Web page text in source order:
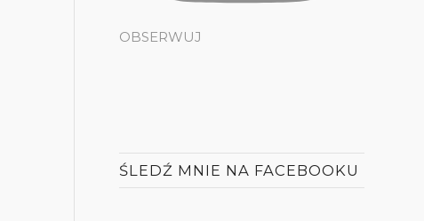
OBSERWUJ
ŚLEDŹ MNIE NA FACEBOOKU